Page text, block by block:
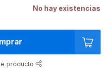
No hay existencias
producto